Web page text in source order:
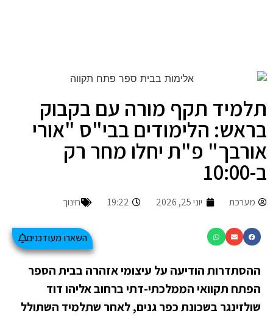
תלמיד תקף מורה עם בקבוק
בראש: הלימודים בבי"ס "אורי
אורבך" פ"ת יחלו מחר רק
ב-10:00
מערכת יוני 25, 2026 19:22 חינוך
השארו מעודכנים
ההסתדרות הודיעה על עיצומי אזהרה בבית הספר
הפתח תקוואי הממלכתי-דתי ברחוב אליהו דוד
שולזינגר בשכונת כפר גנים, לאחר שתלמיד השתולל